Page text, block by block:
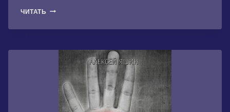
ЧИТАТЬ ВЕДЬМИНО
ИЛИ